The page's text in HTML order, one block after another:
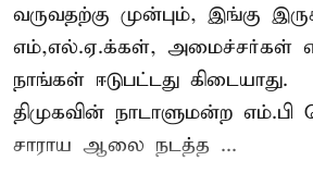
வருவதற்கு முன்பும், இங்கு
எம்,எல்.ஏ.க்கள், அமைச்சர்கள்
நாங்கள் ஈடுபட்டது கிடையாது.
திமுகவின் நாடாளுமன்ற
சாராய ஆலை நடத்த ...